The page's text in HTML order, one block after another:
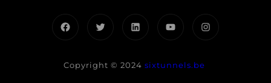
FacebookTwitterLinkedInYouTubeInstagram
Copyright © 2024 sixtunnels.be